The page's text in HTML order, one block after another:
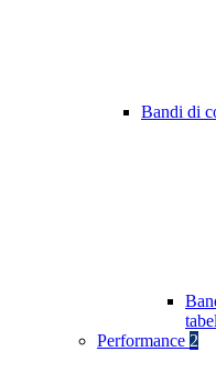
Bandi di
Performance 2